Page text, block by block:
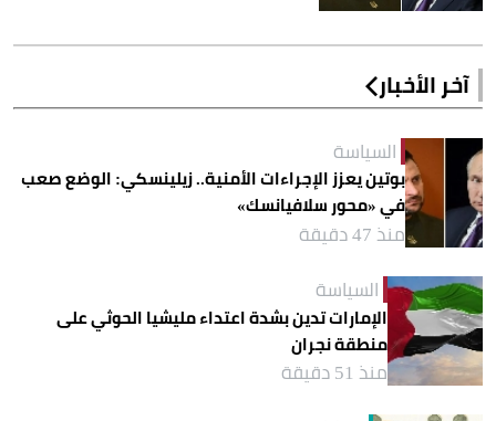
آخر الأخبار
السياسة
بوتين يعزز الإجراءات الأمنية.. زيلينسكي: الوضع صعب
في «محور سلافيانسك»
منذ 47 دقيقة
السياسة
الإمارات تدين بشدة اعتداء مليشيا الحوثي على
منطقة نجران
منذ 51 دقيقة